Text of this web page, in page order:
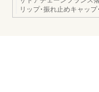
リップ･振れ止めキャッ